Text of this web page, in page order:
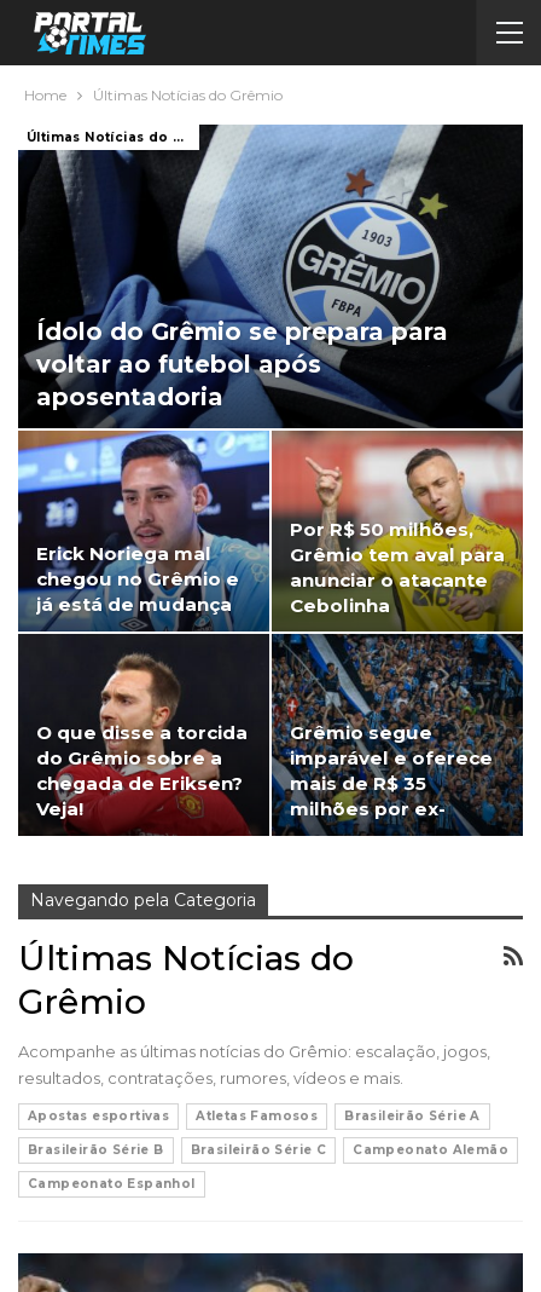
Home Últimas Notícias do Grêmio
Últimas Notícias do Futebol
Ídolo do Grêmio se prepara para
voltar ao futebol após
aposentadoria
Erick Noriega mal
chegou no Grêmio e
já está de mudança
Por R$ 50 milhões,
Grêmio tem aval para
anunciar o atacante
Cebolinha
O que disse a torcida
do Grêmio sobre a
chegada de Eriksen?
Veja!
Grêmio segue
imparável e oferece
mais de R$ 35
milhões por ex-
Arsenal
Navegando pela Categoria
Últimas Notícias do
Grêmio
Acompanhe as últimas notícias do Grêmio: escalação, jogos,
resultados, contratações, rumores, vídeos e mais.
Apostas esportivas Atletas Famosos Brasileirão Série A
Brasileirão Série B Brasileirão Série C Campeonato Alemão
Campeonato Espanhol